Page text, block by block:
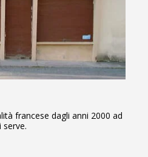
francese dagli anni 2000 ad